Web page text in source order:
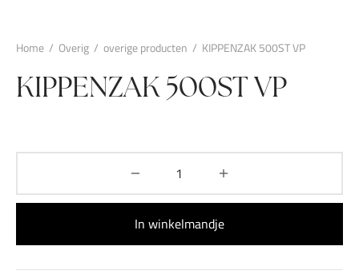
Home / Overig / overige producten / KIPPENZAK 500ST VP
KIPPENZAK 500ST VP
In winkelmandje